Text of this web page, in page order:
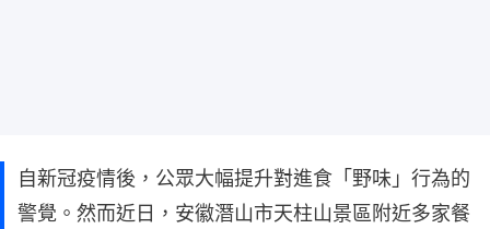
自新冠疫情後，公眾大幅提升對進食「野味」行為的
警覺。然而近日，安徽潛山市天柱山景區附近多家餐